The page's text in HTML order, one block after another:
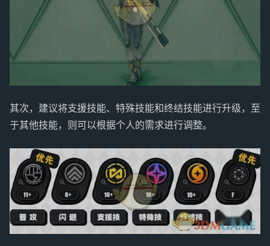
其次，建议将支援技能、特殊技能和终结技能进行升级，至
于其他技能，则可以根据个人的需求进行调整。